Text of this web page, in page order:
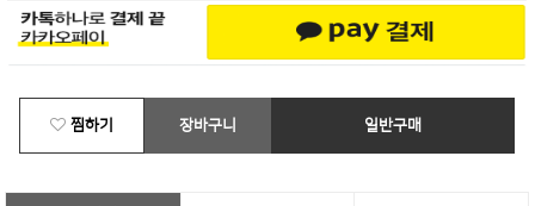
찜하기 장바구니 일반구매